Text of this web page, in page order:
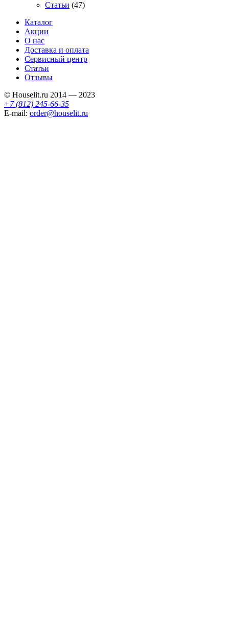
Статьи (47)
Каталог
Акции
О нас
Доставка и оплата
Сервисный центр
Статьи
Отзывы
© Houselit.ru 2014 — 2023
+7 (812) 245-66-35
E-mail: order@houselit.ru